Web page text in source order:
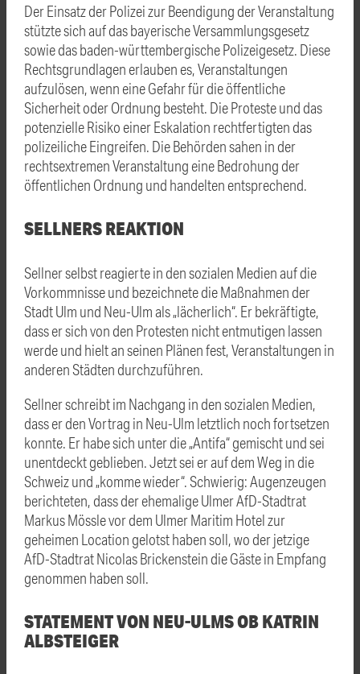
Der Einsatz der Polizei zur Beendigung der Veranstaltung
stützte sich auf das bayerische Versammlungsgesetz
sowie das baden-württembergische Polizeigesetz. Diese
Rechtsgrundlagen erlauben es, Veranstaltungen
aufzulösen, wenn eine Gefahr für die öffentliche
Sicherheit oder Ordnung besteht. Die Proteste und das
potenzielle Risiko einer Eskalation rechtfertigten das
polizeiliche Eingreifen. Die Behörden sahen in der
rechtsextremen Veranstaltung eine Bedrohung der
öffentlichen Ordnung und handelten entsprechend​.
SELLNERS REAKTION
Sellner selbst reagierte in den sozialen Medien auf die
Vorkommnisse und bezeichnete die Maßnahmen der
Stadt Ulm und Neu-Ulm als „lächerlich“. Er bekräftigte,
dass er sich von den Protesten nicht entmutigen lassen
werde und hielt an seinen Plänen fest, Veranstaltungen in
anderen Städten durchzuführen.
Sellner schreibt im Nachgang in den sozialen Medien,
dass er den Vortrag in Neu-Ulm letztlich noch fortsetzen
konnte. Er habe sich unter die „Antifa“ gemischt und sei
unentdeckt geblieben. Jetzt sei er auf dem Weg in die
Schweiz und „komme wieder“. Schwierig: Augenzeugen
berichteten, dass der ehemalige Ulmer AfD-Stadtrat
Markus Mössle vor dem Ulmer Maritim Hotel zur
geheimen Location gelotst haben soll, wo der jetzige
AfD-Stadtrat Nicolas Brickenstein die Gäste in Empfang
genommen haben soll.
STATEMENT VON NEU-ULMS OB KATRIN
ALBSTEIGER